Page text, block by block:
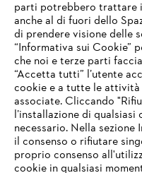
Service
Termini e condizioni
IHR BROWSER
UNTERSTÜTZT
Sie nutzen einen Browser,
eine optimale Nutzung
einem der folgenden
parti potrebbero trattare
anche al di fuori dello
di prendere visione delle
“Informativa sui Cookie”
che noi e terze parti
“Accetta tutti” l’utente
cookie e a tutte le
associate. Cliccando
l’installazione di
necessario. Nella
il consenso o rifiutare
proprio consenso
cookie in qualsiasi